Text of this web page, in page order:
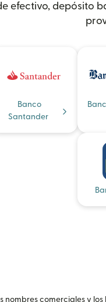
efectivo, depósito
Banco
Santander
nombres comerciales y